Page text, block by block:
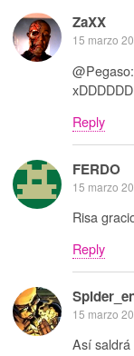
ZaXX
15 marzo
xDDDDDD
Reply
FERDO
15 marzo
Risa
Reply
15 marzo
Así saldrá